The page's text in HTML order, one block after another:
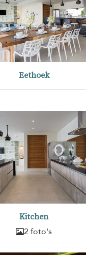
Eethoek
Kitchen
2 foto's